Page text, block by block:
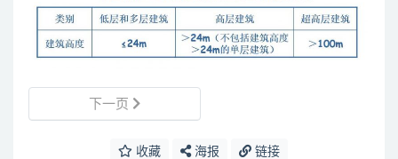
下一页
收藏 海报 链接